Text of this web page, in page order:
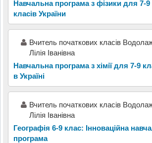
Навчальна програма з фізики для 7-9
класів України
Вчитель початкових класів
Лілія Іванівна
Навчальна програма з хімії для 7-9
в Україні
Вчитель початкових класів
Лілія Іванівна
Географія 6-9 клас: Інноваційна
програма